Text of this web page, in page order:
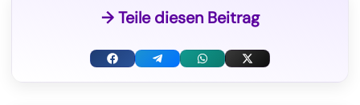
→ Teile diesen Beitrag
F
T
W
X